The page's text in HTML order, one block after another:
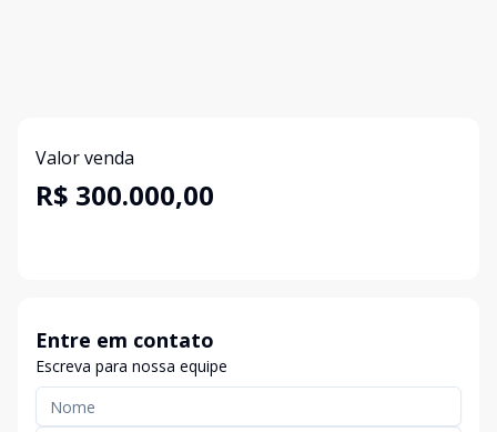
Valor venda
R$ 300.000,00
Entre em contato
Escreva para nossa equipe